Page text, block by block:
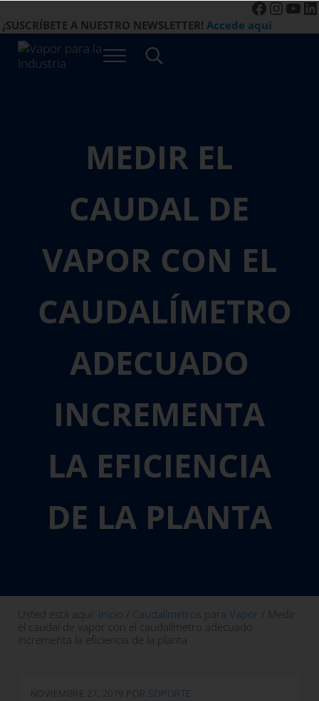
Saltar a la navegación de la derecha de la cabecera
¡SUSCRÍBETE A NUESTRO NEWSLETTER! Accede aquí
Menú Search...
MEDIR EL
CAUDAL DE
VAPOR CON EL
CAUDALÍMETRO
ADECUADO
INCREMENTA
LA EFICIENCIA
DE LA PLANTA
Usted está aquí: Inicio / Caudalímetros para Vapor / Medir
el caudal de vapor con el caudalímetro adecuado
incrementa la eficiencia de la planta
NOVIEMBRE 27, 2019 POR SOPORTE